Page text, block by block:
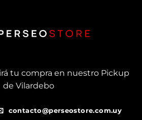
tu compra en nuestro Pickup
de Vilardebo
contacto@perseostore.com.uy